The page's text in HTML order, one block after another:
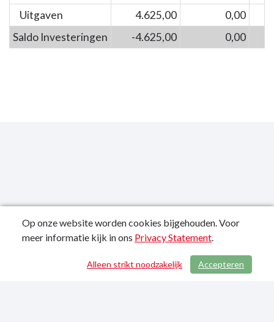
Uitgaven
4.625,00
0,00
Saldo Investeringen
-4.625,00 0,00
/ 756
Publicatiedatum: 21-01-2022
Op onze website worden cookies bijgehouden. Voor
meer informatie kijk in ons Privacy Statement.
Accepteren
Alleen strikt noodzakelijk